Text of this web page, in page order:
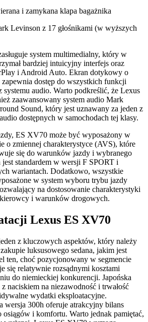
i zamykana klapa bagażnika
Levinson z 17 głośnikami (w wyższych
system multimedialny, który w
bardziej intuicyjny interfejs oraz
i Android Auto. Ekran dotykowy o
dostęp do wszystkich funkcji
systemu audio. Warto podkreślić, że Lexus
zaawansowany system audio Mark
Sound, który jest uznawany za jeden z
dostępnych w samochodach tej klasy.
ES XV70 może być wyposażony w
o zmiennej charakterystyce (AVS), które
się do warunków jazdy i wybranego
standardem w wersji F SPORT i
wariantach. Dodatkowo, wszystkie
w system wyboru trybu jazdy
na dostosowanie charakterystyki
i warunków drogowych.
Lexus ES XV70
z kluczowych aspektów, który należy
luksusowego sedana, jakim jest
ten, choć pozycjonowany w segmencie
się relatywnie rozsądnymi kosztami
do niemieckiej konkurencji. Japońska
naciskiem na niezawodność i trwałość
wydatki eksploatacyjne.
wersja 300h oferuje atrakcyjny bilans
i komfortu. Warto jednak pamiętać,